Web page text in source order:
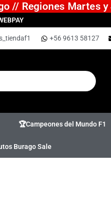
// Regiones Martes
+56 9613 58127
🏆Campeones del Mundo F1
Burago Sale